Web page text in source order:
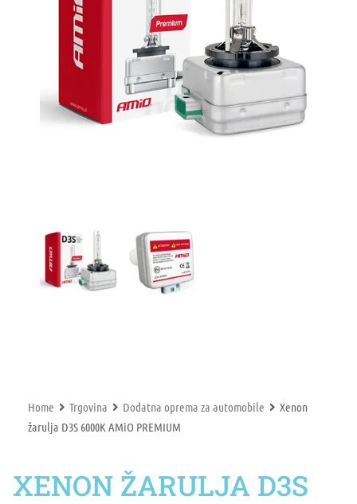
Home Trgovina Dodatna oprema za automobile
Xenon
žarulja D3S 6000K AMiO PREMIUM
XENON ŽARULJA D3S